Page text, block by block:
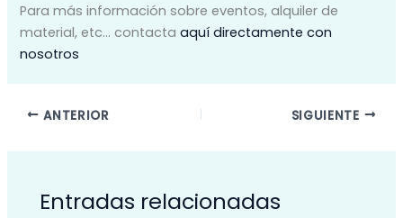
Para más información sobre eventos, alquiler de
material, etc… contactaaquí directamente con
nosotros
ANTERIOR SIGUIENTE
Entradas relacionadas